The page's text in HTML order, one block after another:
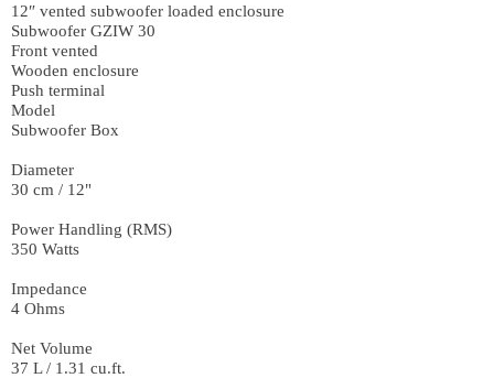
12″ vented subwoofer loaded enclosure
Subwoofer GZIW 30
Front vented
Wooden enclosure
Push terminal
Model
Subwoofer Box
Diameter
30 cm / 12"
Power Handling (RMS)
350 Watts
Impedance
4 Ohms
Net Volume
37 L / 1.31 cu.ft.